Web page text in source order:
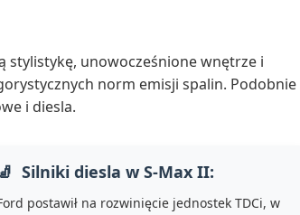
stylistykę, unowocześnione wnętrze i
norm emisji spalin. Podobnie
i diesla.
Silniki diesla w S-Max II:
postawił na rozwinięcie jednostek TDCi, w